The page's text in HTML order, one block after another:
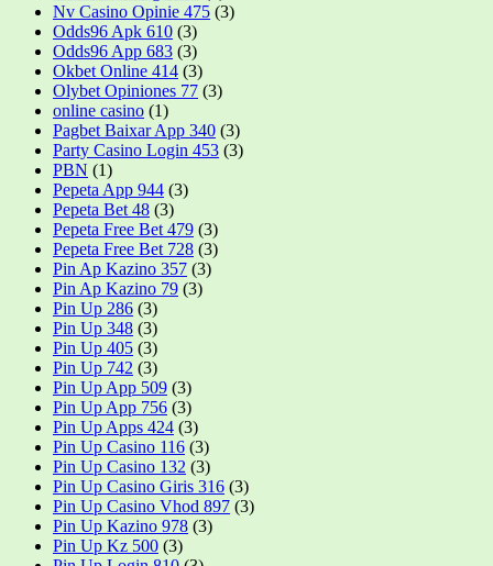
Nv Casino Opinie 475 (3)
Odds96 Apk 610 (3)
Odds96 App 683 (3)
Okbet Online 414 (3)
Olybet Opiniones 77 (3)
online casino (1)
Pagbet Baixar App 340 (3)
Party Casino Login 453 (3)
PBN (1)
Pepeta App 944 (3)
Pepeta Bet 48 (3)
Pepeta Free Bet 479 (3)
Pepeta Free Bet 728 (3)
Pin Ap Kazino 357 (3)
Pin Ap Kazino 79 (3)
Pin Up 286 (3)
Pin Up 348 (3)
Pin Up 405 (3)
Pin Up 742 (3)
Pin Up App 509 (3)
Pin Up App 756 (3)
Pin Up Apps 424 (3)
Pin Up Casino 116 (3)
Pin Up Casino 132 (3)
Pin Up Casino Giris 316 (3)
Pin Up Casino Vhod 897 (3)
Pin Up Kazino 978 (3)
Pin Up Kz 500 (3)